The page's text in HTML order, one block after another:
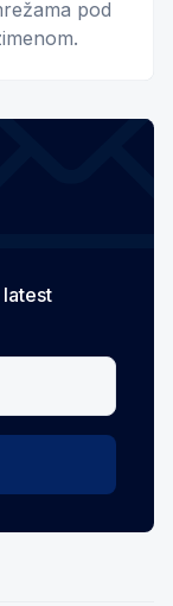
pod